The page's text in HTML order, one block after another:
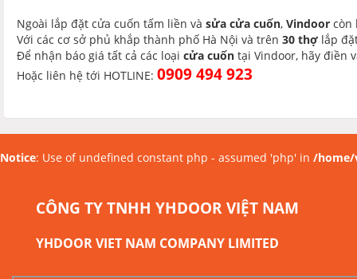
Ngoài lắp đặt cửa cuốn tấm liền và sửa cửa cuốn, Vindoor còn
Với các cơ sở phủ khắp thành phố Hà Nội và trên 30 thợ lắp
Để nhận báo giá tất cả các loại cửa cuốn tại Vindoor, hãy điền
Hoặc liên hệ tới HOTLINE: 0909 494 923
Notice: Use of undefined constant php - assumed 'php' in /home/
CÔNG TY TNHH YHDOOR VIỆT NAM
YHDOOR VIET NAM COMPANY LIMITED